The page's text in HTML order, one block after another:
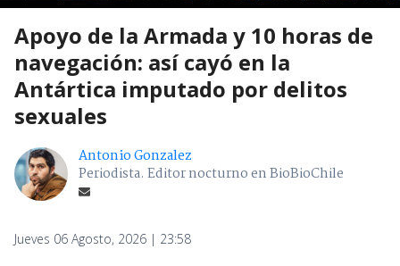
Apoyo de la Armada y 10 horas de
navegación: así cayó en la
Antártica imputado por delitos
sexuales
Antonio Gonzalez
Periodista. Editor nocturno en BioBioChile
Jueves 06 Agosto, 2026 | 23:58